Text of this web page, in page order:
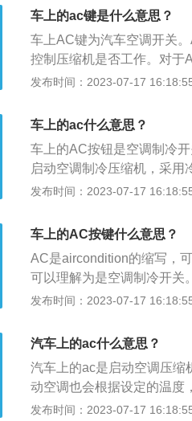
来，不需要再按AC键。汽
箱提供，再通过鼓风机把
键。
车上的ac键是什么意思？
车上AC键为汽车空调开关
控制压缩机是否工作。对于
控制的离合器，当它的线圈
工作，也就是说当按下该键
冷风，比如在炎热的夏天
关旋至蓝色部分，这时候就
要将该键按下然后再按下
差自动调整车内温度。4、
发布时间：2023-07-17
车上的ac什么意思？
车上的AC按钮是空调制冷
启动空调制冷压缩机，采用
键，这时车内的压缩机就会
是由汽车的散热水箱提供，
到车内，基本没有能量消
A/C灯亮对制热没有任何帮
以在北方冬季使用空调暖风
影响。
发布时间：2023-07-17
车上的AC按键什么意思？
AC是aircondition的缩写，
可以理解为是空调制冷开关
油耗增加。现在的汽车空调
循环流动，每个循环又四个
的低温低压的制冷剂气体
程：高温高压的过热制冷剂
体冷凝成液体，并排出大量
体通过膨胀装置后体积变大
发布时间：2023-07-17
汽车上的ac什么意思？
汽车上的ac是启动空调压缩
动空调也会根据设定的温度
热气流的输送比例，所以冬
发布时间：2023-07-17